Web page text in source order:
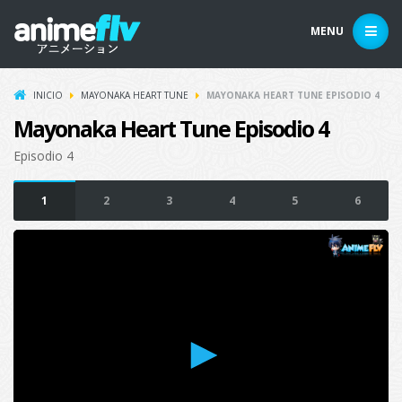
MENU
INICIO MAYONAKA HEART TUNE MAYONAKA HEART TUNE EPISODIO 4
Mayonaka Heart Tune Episodio 4
Episodio 4
1 2 3 4 5 6